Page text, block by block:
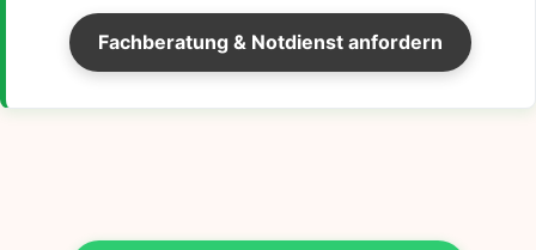
Fachberatung & Notdienst anfordern